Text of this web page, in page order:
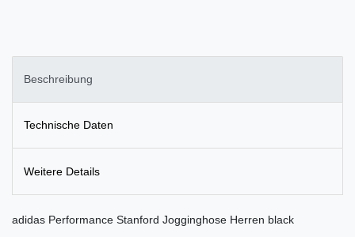
Beschreibung
Technische Daten
Weitere Details
adidas Performance Stanford Jogginghose Herren black